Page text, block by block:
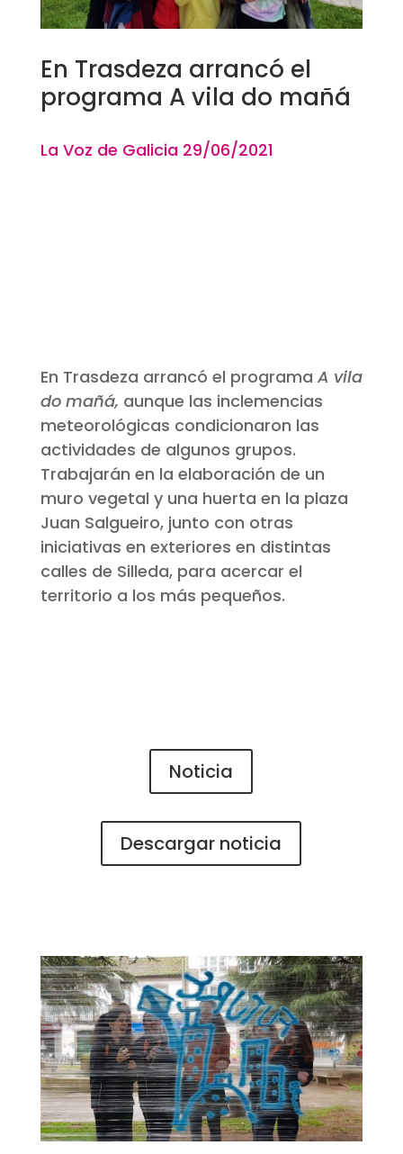
En Trasdeza arrancó el
programa A vila do mañá
La Voz de Galicia 29/06/2021
En Trasdeza arrancó el programa A vila
do mañá, aunque las inclemencias
meteorológicas condicionaron las
actividades de algunos grupos.
Trabajarán en la elaboración de un
muro vegetal y una huerta en la plaza
Juan Salgueiro, junto con otras
iniciativas en exteriores en distintas
calles de Silleda, para acercar el
territorio a los más pequeños.
Noticia
Descargar noticia